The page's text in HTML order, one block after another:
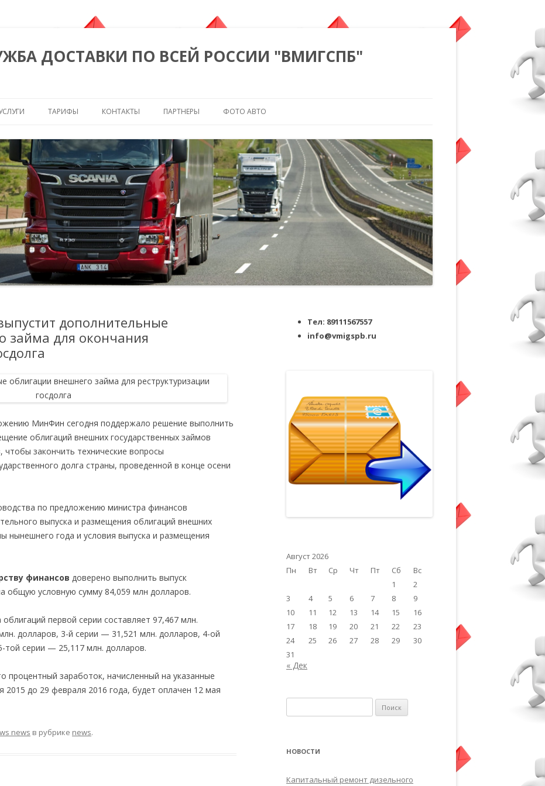
ДОСТАВКИ ПО ВСЕЙ РОССИИ "ВМИГСПБ"
ТАРИФЫ КОНТАКТЫ ПАРТНЕРЫ ФОТО АВТО
дополнительные
займа для окончания
МинФин сегодня поддержало решение выполнить
облигаций внешних государственных займов
чтобы закончить технические вопросы
долга страны, проведенной в конце осени
по предложению министра финансов
выпуска и размещения облигаций внешних
нынешнего года и условия выпуска и размещения
финансов доверено выполнить выпуск
общую условную сумму 84,059 млн долларов.
первой серии составляет 97,467 млн.
долларов, 3-й серии — 31,521 млн. долларов, 4-ой
серии — 25,117 млн. долларов.
процентный заработок, начисленный на указанные
2015 до 29 февраля 2016 года, будет оплачен 12 мая
news в рубрике news.
Тел: 89111567557
info@vmigspb.ru
Август 2026
Пн
Вт Ср Чт Пт Сб
Вс
1
2
3
4 5 6 7 8
9
10
11 12 13 14 15
16
17
18 19 20 21 22
23
24
25 26 27 28 29
30
31
« Дек
НОВОСТИ
Капитальный ремонт дизельного